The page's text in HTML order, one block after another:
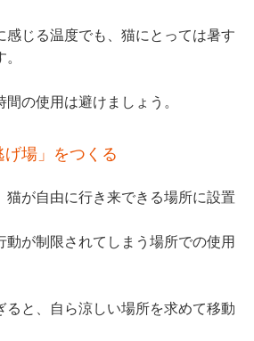
感じる温度でも、猫にとっては暑す
間の使用は避けましょう。
場」をつくる
猫が自由に行き来できる場所に設置
動が制限されてしまう場所での使用
ると、自ら涼しい場所を求めて移動